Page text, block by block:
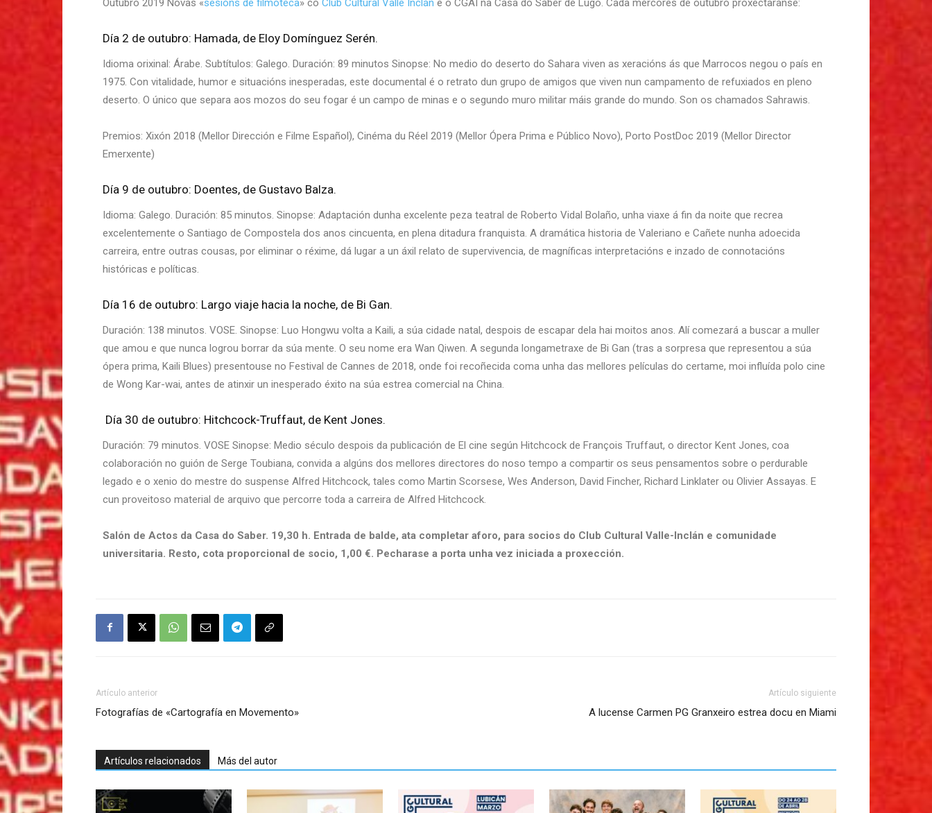
Día 2 de outubro: Hamada, de Eloy Domínguez Serén.
Idioma orixinal: Árabe. Subtítulos: Galego. Duración: 89 minutos Sinopse: No medio do deserto do Sahara viven as xeracións ás que Marrocos negou o país en
1975. Con vitalidade, humor e situacións inesperadas, este documental é o retrato dun grupo de amigos que viven nun campamento de refuxiados en pleno
deserto. O único que separa aos mozos do seu fogar é un campo de minas e o segundo muro militar máis grande do mundo. Son os chamados Sahrawis.
Premios: Xixón 2018 (Mellor Dirección e Filme Español), Cinéma du Réel 2019 (Mellor Ópera Prima e Público Novo), Porto PostDoc 2019 (Mellor Director
Emerxente)
Día 9 de outubro: Doentes, de Gustavo Balza.
Idioma: Galego. Duración: 85 minutos. Sinopse: Adaptación dunha excelente peza teatral de Roberto Vidal Bolaño, unha viaxe á fin da noite que recrea
excelentemente o Santiago de Compostela dos anos cincuenta, en plena ditadura franquista. A dramática historia de Valeriano e Cañete nunha adoecida
carreira, entre outras cousas, por eliminar o réxime, dá lugar a un áxil relato de supervivencia, de magníficas interpretacións e inzado de connotacións
históricas e políticas.
Día 16 de outubro: Largo viaje hacia la noche, de Bi Gan.
Duración: 138 minutos. VOSE. Sinopse: Luo Hongwu volta a Kaili, a súa cidade natal, despois de escapar dela hai moitos anos. Alí comezará a buscar a muller
que amou e que nunca logrou borrar da súa mente. O seu nome era Wan Qiwen. A segunda longametraxe de Bi Gan (tras a sorpresa que representou a súa
ópera prima, Kaili Blues) presentouse no Festival de Cannes de 2018, onde foi recoñecida coma unha das mellores películas do certame, moi influída polo cine
de Wong Kar-wai, antes de atinxir un inesperado éxito na súa estrea comercial na China.
Día 30 de outubro: Hitchcock-Truffaut, de Kent Jones.
Duración: 79 minutos. VOSE Sinopse: Medio século despois da publicación de El cine según Hitchcock de François Truffaut, o director Kent Jones, coa
colaboración no guión de Serge Toubiana, convida a algúns dos mellores directores do noso tempo a compartir os seus pensamentos sobre o perdurable
legado e o xenio do mestre do suspense Alfred Hitchcock, tales como Martin Scorsese, Wes Anderson, David Fincher, Richard Linklater ou Olivier Assayas. E
cun proveitoso material de arquivo que percorre toda a carreira de Alfred Hitchcock.
Salón de Actos da Casa do Saber. 19,30 h. Entrada de balde, ata completar aforo, para socios do Club Cultural Valle-Inclán e comunidade
universitaria. Resto, cota proporcional de socio, 1,00 €. Pecharase a porta unha vez iniciada a proxección.
Artículo anterior
Fotografías de «Cartografía en Movemento»
Artículo siguiente
A lucense Carmen PG Granxeiro estrea docu en Miami
Artículos relacionados Más del autor